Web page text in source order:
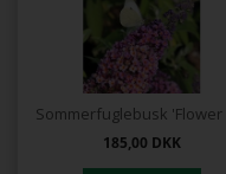
185,00 DKK